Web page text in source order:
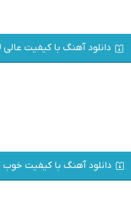
دانلود آهنگ با کیفیت عالی 320
دانلود آهنگ با کیفیت خوب 128